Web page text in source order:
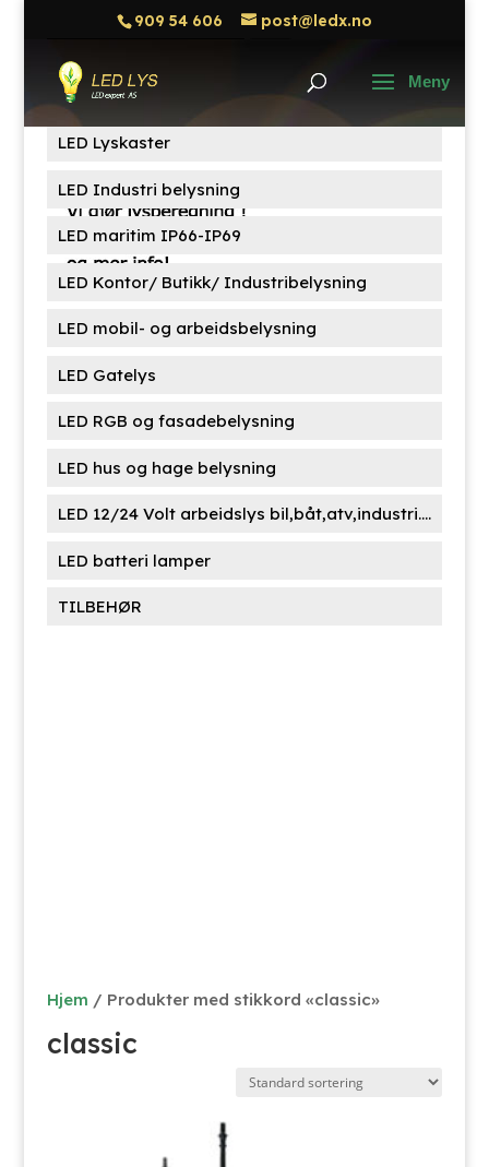
909 54 606 post@ledx.no
etter:
Produktkategorier
LED Lyskaster
LED Industri belysning
LED maritim IP66-IP69
LED Kontor/ Butikk/ Industribelysning
LED mobil- og arbeidsbelysning
LED Gatelys
LED RGB og fasadebelysning
LED hus og hage belysning
LED 12/24 Volt arbeidslys bil,båt,atv,industri....
LED batteri lamper
TILBEHØR
Hjem / Produkter med stikkord «classic»
classic